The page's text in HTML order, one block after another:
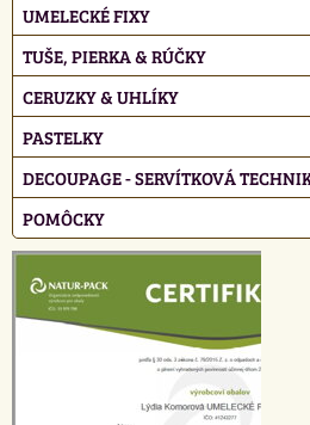
UMELECKÉ FIXY
TUŠE, PIERKA & RÚČKY
CERUZKY & UHLÍKY
PASTELKY
DECOUPAGE - SERVÍTKOVÁ
POMÔCKY